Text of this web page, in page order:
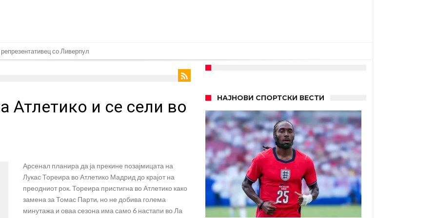
Манчестер доаѓа во Јувентус!
на турнирите на ФИФА поради Инфантино
на Реал: Протекоа детали од разговорот што го потресе Мадрид!
сака да се засили од Реал Мадрид!
прогноза: “Тие ќе ја освојат Премиер лигата, а причината е едноставна”
во Барселона, Реал Мадрид е информиран
во Реал Мадрид до 2032 година
Формула 1: Не можеме да одиме толку далеку!
на Ливерпул за трансферот ан Бредли Баркола?
Атлетико и се сели во
Арсенал планира да ја прекине позајмицата на
Лукас Тореира во Атлетико Мадрид до крајот на
преодниот рок. Тореира пристигна во Атлетико како
замена за Томас Парти, но не добива голема
минутажа и оваа сезона има само 6 настапи во Ла
НАЈНОВИ СПОРТСКИ ВЕСТИ